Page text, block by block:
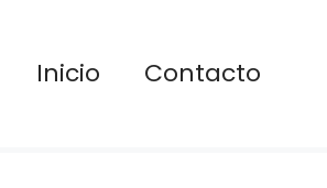
Inicio Contacto